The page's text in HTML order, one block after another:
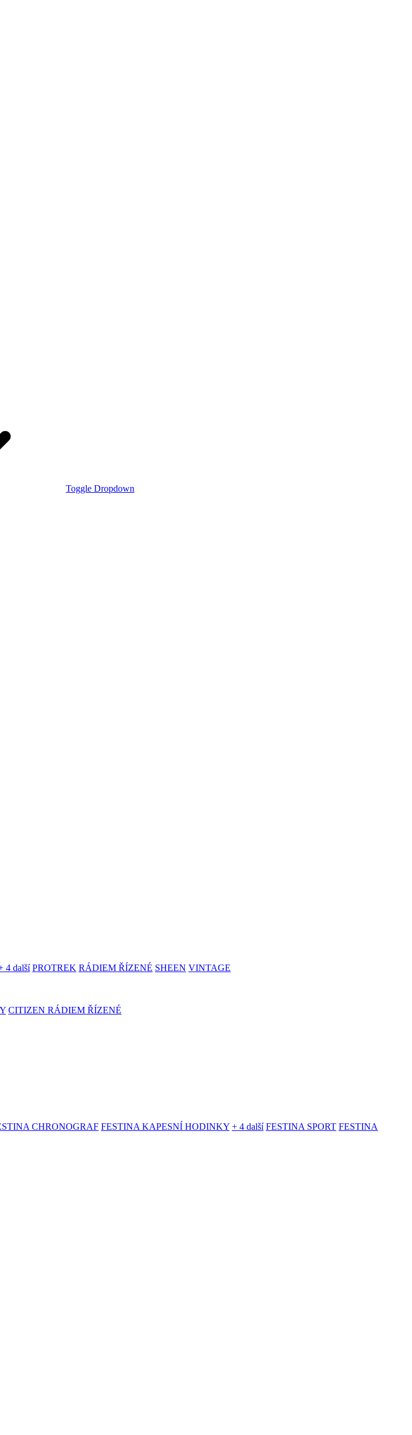
Toggle Dropdown
4 další PROTREK RÁDIEM ŘÍZENÉ SHEEN VINTAGE
CITIZEN RÁDIEM ŘÍZENÉ
CHRONOGRAF FESTINA KAPESNÍ HODINKY + 4 další FESTINA SPORT FESTINA